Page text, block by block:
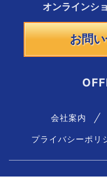
オンラインシ
お問
会社案内
プライバシーポリ